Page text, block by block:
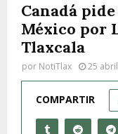
Canadá
México por
Tlaxcala
por NotiTlax 25
COMPARTIR